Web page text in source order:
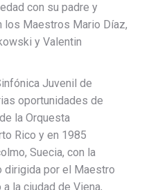
con su padre y
los Maestros Mario Díaz,
y Valentin
Juvenil de
oportunidades de
la Orquesta
Rico y en 1985
Suecia, con la
dirigida por el Maestro
la ciudad de Viena,